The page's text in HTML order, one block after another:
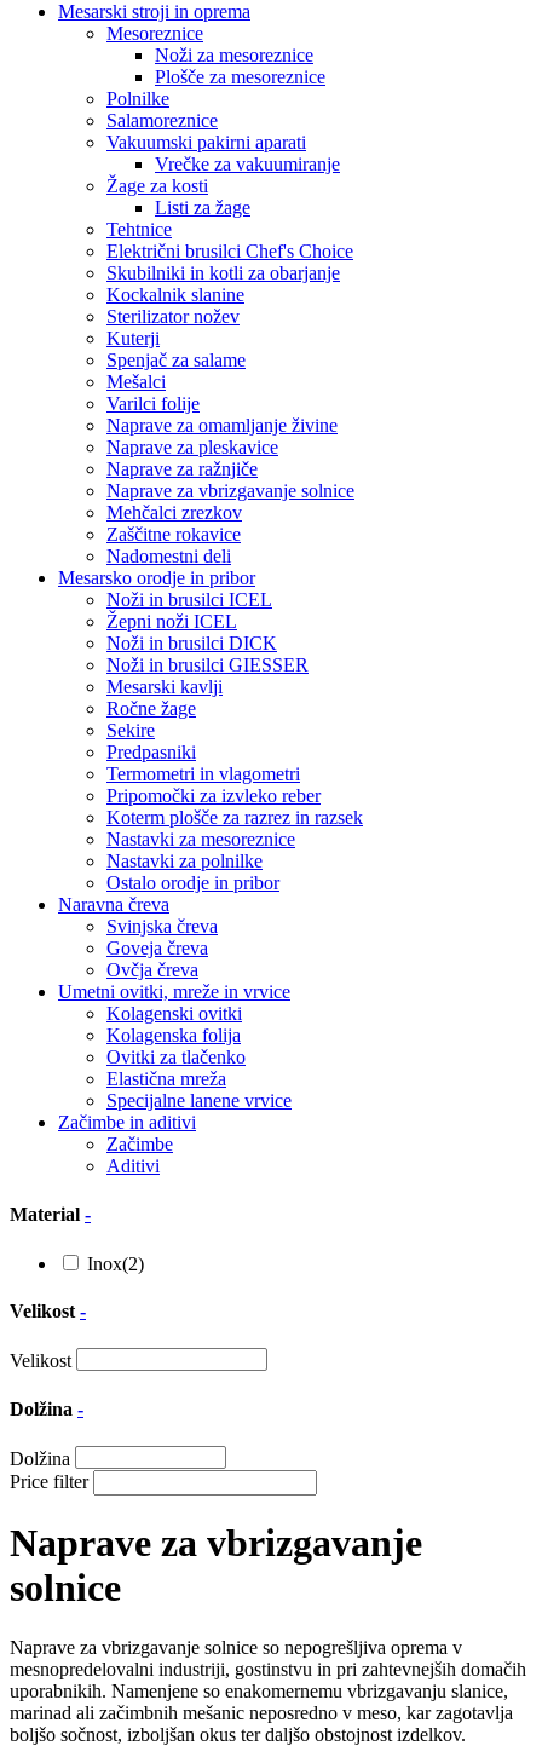
Mesarski stroji in oprema
Mesoreznice
Noži za mesoreznice
Plošče za mesoreznice
Polnilke
Salamoreznice
Vakuumski pakirni aparati
Vrečke za vakuumiranje
Žage za kosti
Listi za žage
Tehtnice
Električni brusilci Chef's Choice
Skubilniki in kotli za obarjanje
Kockalnik slanine
Sterilizator nožev
Kuterji
Spenjač za salame
Mešalci
Varilci folije
Naprave za omamljanje živine
Naprave za pleskavice
Naprave za ražnjiče
Naprave za vbrizgavanje solnice
Mehčalci zrezkov
Zaščitne rokavice
Nadomestni deli
Mesarsko orodje in pribor
Noži in brusilci ICEL
Žepni noži ICEL
Noži in brusilci DICK
Noži in brusilci GIESSER
Mesarski kavlji
Ročne žage
Sekire
Predpasniki
Termometri in vlagometri
Pripomočki za izvleko reber
Koterm plošče za razrez in razsek
Nastavki za mesoreznice
Nastavki za polnilke
Ostalo orodje in pribor
Naravna čreva
Svinjska čreva
Goveja čreva
Ovčja čreva
Umetni ovitki, mreže in vrvice
Kolagenski ovitki
Kolagenska folija
Ovitki za tlačenko
Elastična mreža
Specijalne lanene vrvice
Začimbe in aditivi
Začimbe
Aditivi
Material -
Inox(2)
Velikost -
Velikost
Dolžina -
Dolžina
Price filter
Naprave za vbrizgavanje
solnice
Naprave za vbrizgavanje solnice so nepogrešljiva oprema v
mesnopredelovalni industriji, gostinstvu in pri zahtevnejših domačih
uporabnikih. Namenjene so enakomernemu vbrizgavanju slanice,
marinad ali začimbnih mešanic neposredno v meso, kar zagotavlja
boljšo sočnost, izboljšan okus ter daljšo obstojnost izdelkov.